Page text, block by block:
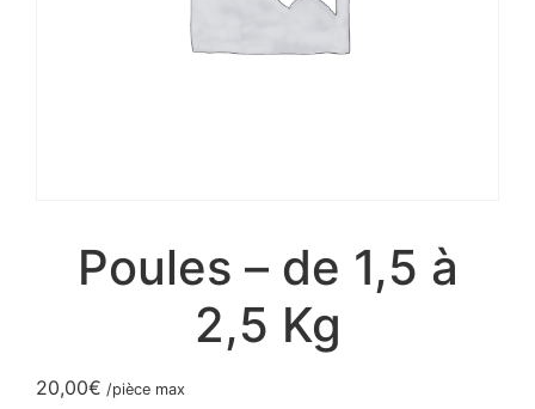
Poules – de 1,5 à
2,5 Kg
20,00€ /pièce max